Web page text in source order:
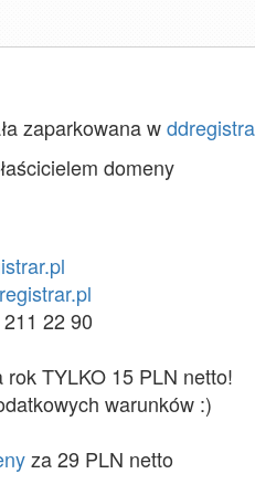
zaparkowana w
domeny
22 90
rok TYLKO 15 PLN netto!
warunków :)
za 29 PLN netto